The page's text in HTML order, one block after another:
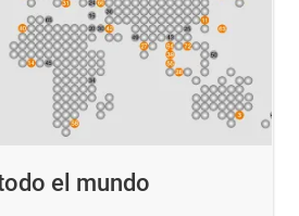
el mundo